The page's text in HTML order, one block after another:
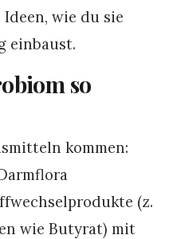
wie du sie
einbaust.
so
kommen:
(z.
wie Butyrat) mit